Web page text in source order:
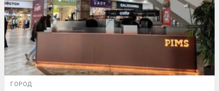
ГОРОД